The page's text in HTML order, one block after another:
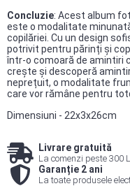
Concluzie: Acest album
este o modalitate
copilăriei. Cu un design
potrivit pentru părinți și
într-o comoară de amintiri
crește și descoperă
neprețuit, o modalitate
care vor rămâne pentru
Dimensiuni - 22x3x26cm
Livrare gratuită
La comenzi peste 300
Garanție 2 ani
La toate produsele